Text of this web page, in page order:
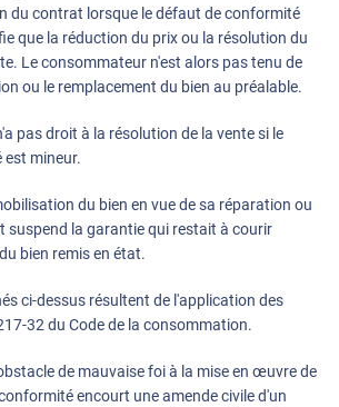
du contrat lorsque le défaut de conformité
que la réduction du prix ou la résolution du
Le consommateur n'est alors pas tenu de
ou le remplacement du bien au préalable.
pas droit à la résolution de la vente si le
mineur.
du bien en vue de sa réparation ou
suspend la garantie qui restait à courir
bien remis en état.
ci-dessus résultent de l'application des
32 du Code de la consommation.
de mauvaise foi à la mise en œuvre de
encourt une amende civile d'un